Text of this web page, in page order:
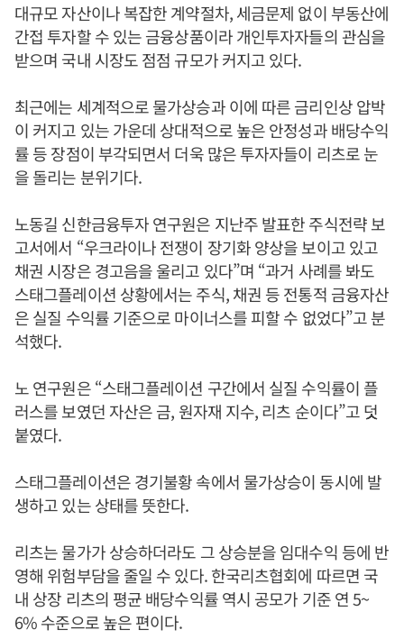
대규모 자산이나 복잡한 계약절차, 세금문제 없이 부동산에
간접 투자할 수 있는 금융상품이라 개인투자자들의 관심을
받으며 국내 시장도 점점 규모가 커지고 있다.
최근에는 세계적으로 물가상승과 이에 따른 금리인상 압박
이 커지고 있는 가운데 상대적으로 높은 안정성과 배당수익
률 등 장점이 부각되면서 더욱 많은 투자자들이 리츠로 눈
을 돌리는 분위기다.
노동길 신한금융투자 연구원은 지난주 발표한 주식전략 보
고서에서 “우크라이나 전쟁이 장기화 양상을 보이고 있고
채권 시장은 경고음을 울리고 있다”며 “과거 사례를 봐도
스태그플레이션 상황에서는 주식, 채권 등 전통적 금융자산
은 실질 수익률 기준으로 마이너스를 피할 수 없었다”고 분
석했다.
노 연구원은 “스태그플레이션 구간에서 실질 수익률이 플
러스를 보였던 자산은 금, 원자재 지수, 리츠 순이다”고 덧
붙였다.
스태그플레이션은 경기불황 속에서 물가상승이 동시에 발
생하고 있는 상태를 뜻한다.
리츠는 물가가 상승하더라도 그 상승분을 임대수익 등에 반
영해 위험부담을 줄일 수 있다. 한국리츠협회에 따르면 국
내 상장 리츠의 평균 배당수익률 역시 공모가 기준 연 5~
6% 수준으로 높은 편이다.